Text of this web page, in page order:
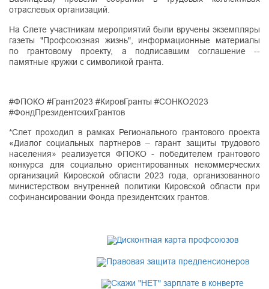
отраслевых организаций.
На Слете участникам мероприятий были вручены экземпляры
газеты "Профсоюзная жизнь", информационные материалы
по грантовому проекту, а подписавшим соглашение --
памятные кружки с символикой гранта.
#ФПОКО #Грант2023 #КировГранты #СОНКО2023
#ФондПрезидентскихГрантов
*Слет проходил в рамках Регионального грантового проекта
«Диалог социальных партнеров – гарант защиты трудового
населения» реализуется ФПОКО - победителем грантового
конкурса для социально ориентированных некоммерческих
организаций Кировской области 2023 года, организованного
министерством внутренней политики Кировской области при
софинансировании Фонда президентских грантов.